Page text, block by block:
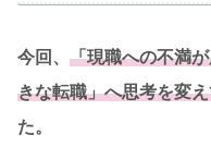
今回、 「現職への不満
きな転職」へ思考を変
た。